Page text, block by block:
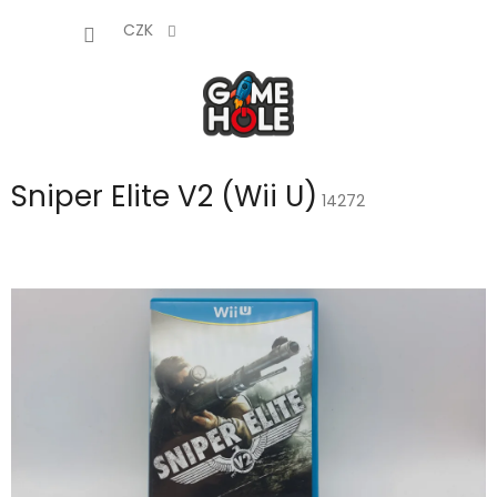
CZK
Sniper Elite V2 (Wii U) 14272